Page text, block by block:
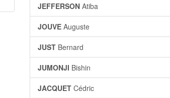
JEFFERSON Atiba
JOUVE Auguste
JUST Bernard
JUMONJI Bishin
JACQUET Cédric